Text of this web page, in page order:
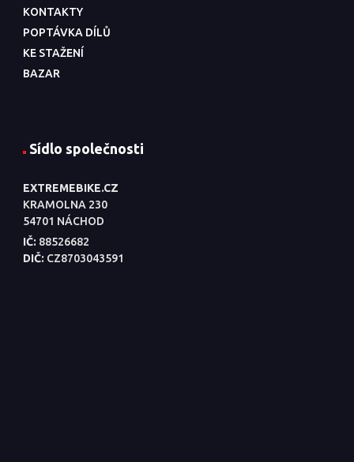
KONTAKTY
POPTÁVKA DÍLŮ
KE STAŽENÍ
BAZAR
Sídlo společnosti
EXTREMEBIKE.CZ
KRAMOLNA 230
54701 NÁCHOD
IČ: 88526682
DIČ: CZ8703043591